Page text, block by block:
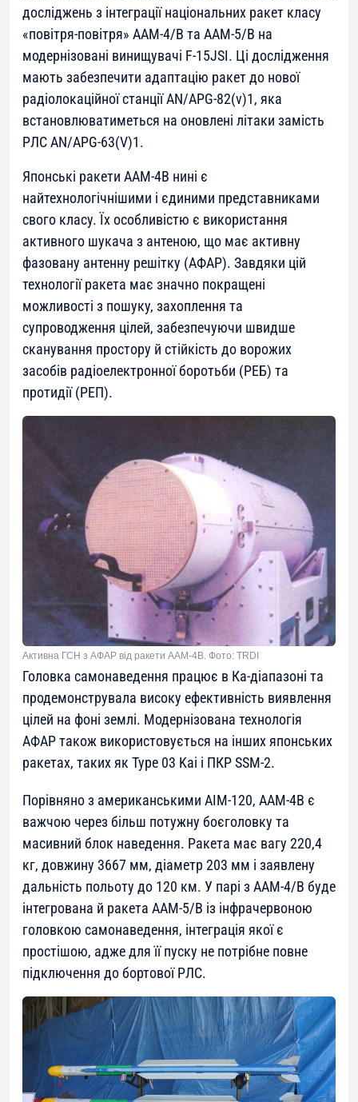
досліджень з інтеграції національних ракет класу
«повітря-повітря» AAM-4/B та AAM-5/B на
модернізовані винищувачі F-15JSI. Ці дослідження
мають забезпечити адаптацію ракет до нової
радіолокаційної станції AN/APG-82(v)1, яка
встановлюватиметься на оновлені літаки замість
РЛС AN/APG-63(V)1.
Японські ракети AAM-4B нині є
найтехнологічнішими і єдиними представниками
свого класу. Їх особливістю є використання
активного шукача з антеною, що має активну
фазовану антенну решітку (АФАР). Завдяки цій
технології ракета має значно покращені
можливості з пошуку, захоплення та
супроводження цілей, забезпечуючи швидше
сканування простору й стійкість до ворожих
засобів радіоелектронної боротьби (РЕБ) та
протидії (РЕП).
Активна ГСН з АФАР від ракети AAM-4B. Фото: TRDI
Головка самонаведення працює в Ка-діапазоні та
продемонструвала високу ефективність виявлення
цілей на фоні землі. Модернізована технологія
АФАР також використовується на інших японських
ракетах, таких як Type 03 Kai і ПКР SSM-2.
Порівняно з американськими AIM-120, AAM-4B є
важчою через більш потужну боєголовку та
масивний блок наведення. Ракета має вагу 220,4
кг, довжину 3667 мм, діаметр 203 мм і заявлену
дальність польоту до 120 км. У парі з AAM-4/B буде
інтегрована й ракета AAM-5/B із інфрачервоною
головкою самонаведення, інтеграція якої є
простішою, адже для її пуску не потрібне повне
підключення до бортової РЛС.